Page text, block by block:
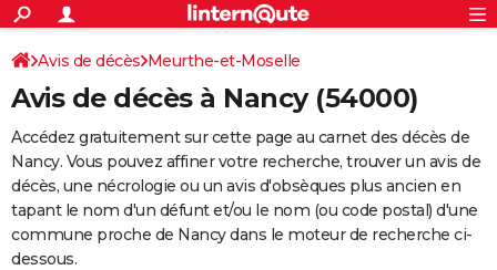
ACTUALITÉS
Politique
Société
Faits Divers
Education
Monde
Villes
+
SPORT
Coupe du monde 2026
Football
Tennis
Cyclisme
Rugby
Forum
Programme TV
TNT
Streaming
Cinéma
Sorties cinéma
Musique
+
FINANCE
Retraite
Epargne
Immobilier
Risques naturels par ville
Assurance
AUTO
Essais
Réserver un essai
Citadines
Berlines
SUV
Forum auto
+
HIGH-TECH
S'inscrire
Connexion
Avis de décès Meurthe-et-Moselle
Avis de décès à Nancy (54000)
Accédez gratuitement sur cette page au carnet des décès de
Nancy. Vous pouvez affiner votre recherche, trouver un avis de
décès, une nécrologie ou un avis d'obsèques plus ancien en
tapant le nom d'un défunt et/ou le nom (ou code postal) d'une
commune proche de Nancy dans le moteur de recherche ci-
dessous.